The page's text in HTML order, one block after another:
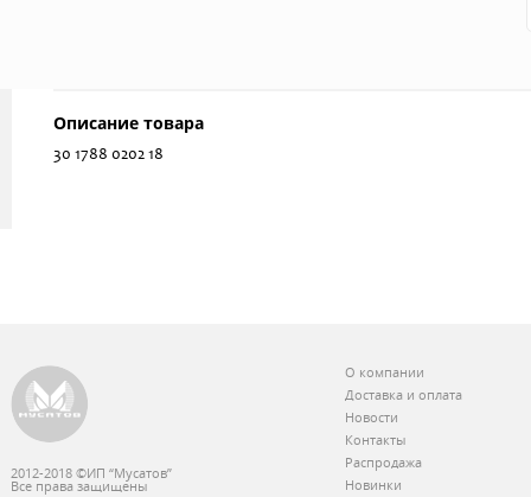
Описание товара
30 1788 0202 18
2012-2018 ©ИП “Мусатов”
Все права защищены
О компании
Доставка и оплата
Новости
Контакты
Распродажа
Новинки